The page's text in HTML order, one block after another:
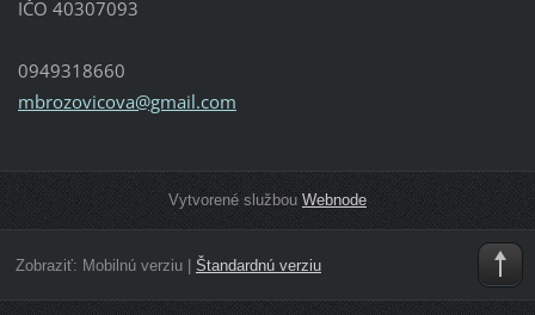
IČO 40307093
0949318660
mbrozovicova@gmail.com
Vytvorené službouWebnode
Zobraziť: Mobilnú verziu| Štandardnú verziu